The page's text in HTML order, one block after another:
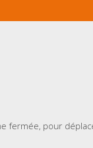
fermée, pour